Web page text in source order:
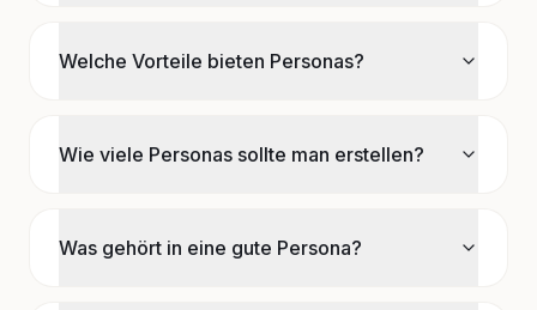
Welche Vorteile bieten Personas?
Wie viele Personas sollte man erstellen?
Was gehört in eine gute Persona?